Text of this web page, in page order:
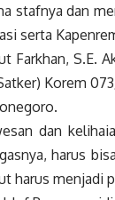
stafnya dan
serta
Farkhan, S.E.
Korem
dan
harus
harus menjadi